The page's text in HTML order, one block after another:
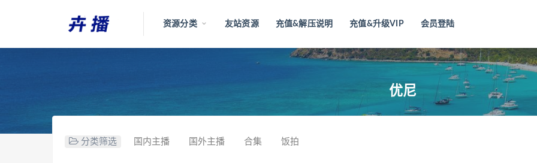
资源分类 友站资源 充值&解压说明 充值&升级VIP 会员登陆
优尼
分类筛选 国内主播 国外主播 合集 饭拍